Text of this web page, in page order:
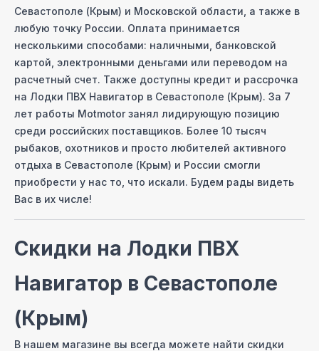
Севастополе (Крым) и Московcкой области, а также в
любую точку России. Оплата принимается
несколькими способами: наличными, банковской
картой, электронными деньгами или переводом на
расчетный счет. Также доступны кредит и рассрочка
на Лодки ПВХ Навигатор в Севастополе (Крым). За 7
лет работы Motmotor занял лидирующую позицию
среди российских поставщиков. Более 10 тысяч
рыбаков, охотников и просто любителей активного
отдыха в Севастополе (Крым) и России смогли
приобрести у нас то, что искали. Будем рады видеть
Вас в их числе!
Скидки на Лодки ПВХ
Навигатор в Севастополе
(Крым)
В нашем магазине вы всегда можете найти скидки